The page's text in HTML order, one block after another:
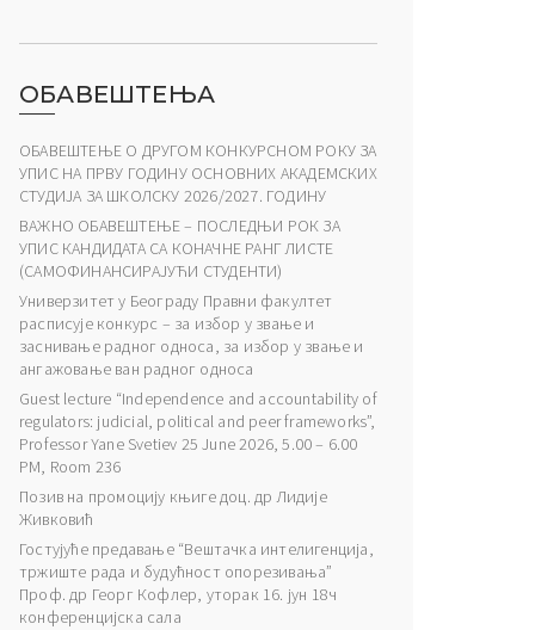
ОБАВЕШТЕЊА
ОБАВЕШТЕЊЕ О ДРУГОМ КОНКУРСНОМ РОКУ ЗА
УПИС НА ПРВУ ГОДИНУ ОСНОВНИХ АКАДЕМСКИХ
СТУДИЈА ЗА ШКОЛСКУ 2026/2027. ГОДИНУ
ВАЖНО ОБАВЕШТЕЊЕ – ПОСЛЕДЊИ РОК ЗА
УПИС КАНДИДАТА СА КОНАЧНЕ РАНГ ЛИСТЕ
(САМОФИНАНСИРАЈУЋИ СТУДЕНТИ)
Универзитет у Београду Правни факултет
расписује конкурс – за избор у звање и
заснивање радног односа, за избор у звање и
ангажовање ван радног односа
Guest lecture “Independence and accountability of
regulators: judicial, political and peer frameworks”,
Professor Yane Svetiev 25 June 2026, 5.00 – 6.00
PM, Room 236
Позив на промоцију књиге доц. др Лидије
Живковић
Гостујуће предавање “Вештачка интелигенција,
тржиште рада и будућност опорезивања”
Проф. др Георг Кофлер, уторак 16. јун 18ч
конференцијска сала